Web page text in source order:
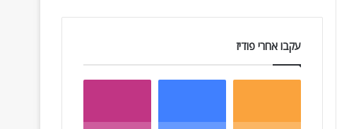
עקבו אחרי פודיז